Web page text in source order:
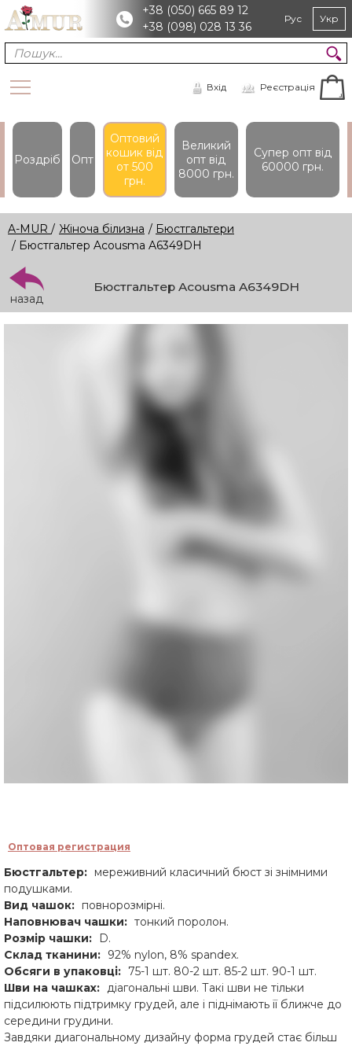
+38 (050) 665 89 12
+38 (098) 028 13 36
Рус Укр
Вхід Реєстрація
Роздріб Опт
Оптовий
кошик вiд
от 500
грн.
Великий
опт вiд
8000 грн.
Супер опт вiд
60000 грн.
A-MUR / Жіноча білизна / Бюстгальтери
/ Бюстгальтер Acousma A6349DH
назад
Бюстгальтер Acousma A6349DH
Оптовая регистрация
Бюстгальтер: мереживний класичний бюст зі знімними
подушками.
Вид чашок: повнорозмірні.
Наповнювач чашки: тонкий поролон.
Розмір чашки:
D.
Склад тканини: 92% nylon, 8% spandex.
Обсяги в упаковці: 75-1 шт. 80-2 шт. 85-2 шт. 90-1 шт.
Шви на чашках: діагональні шви. Такі шви не тільки
підсилюють підтримку грудей, але і піднімають її ближче до
середини грудини.
Завдяки диагональному дизайну форма грудей стає більш